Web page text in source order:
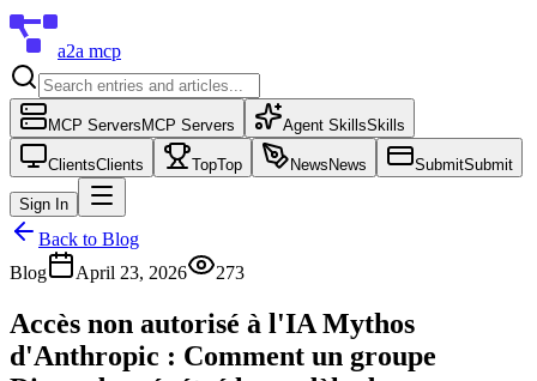
a2a mcp
MCP Servers MCP Servers Agent SkillsSkills
ClientsClients TopTop News News SubmitSubmit
Sign In
Back to Blog
Blog
April 23, 2026 273
Accès non autorisé à l'IA Mythos
d'Anthropic : Comment un groupe